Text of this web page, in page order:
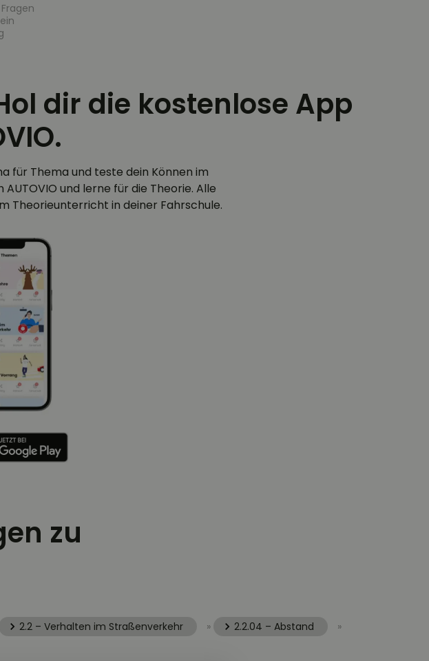
dir die kostenlose App
für Thema und teste dein Können im
und lerne für die Theorie. Alle
Theorieunterricht in deiner Fahrschule.
zu
2.2 – Verhalten im Straßenverkehr » 2.2.04 – Abstand »